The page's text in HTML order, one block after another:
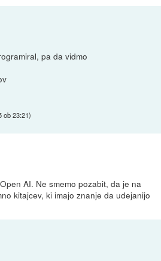
pa da vidmo
ob 23:21)
AI. Ne smemo pozabit, da je na
kitajcev, ki imajo znanje da udejanijo